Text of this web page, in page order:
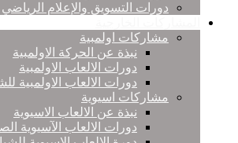
دورات التسويق والإعلام الرياضي
مشاركات اولمبية
نبذة عن الحركة الاولمبية
دورات الالعاب الاولمبية
دورات الالعاب الاولمبية
مشاركات اسيوية
نبذة عن الالعاب الاسيوية
دورات الالعاب الآسيوية